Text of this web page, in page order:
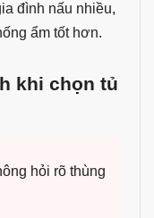
đình nấu nhiều,
ẩm tốt hơn.
khi chọn tủ
hỏi rõ thùng